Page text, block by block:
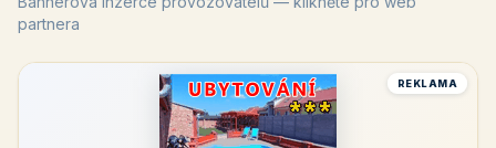
partnera
REKLAMA